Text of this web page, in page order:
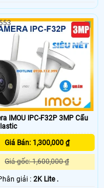
IMOU IPC-F32P 3MP Cấu
Giá Bán: 1,300,000 ₫
Giá gốc: 1,600,000 ₫
Phân giải :2K Lite .